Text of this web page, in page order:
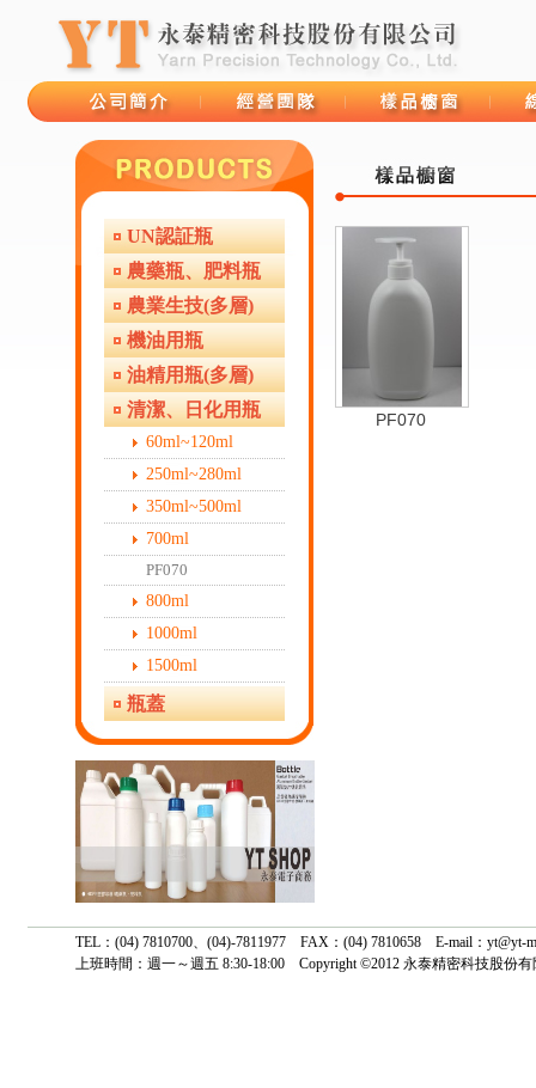
經營團隊 樣品櫥窗
UN認証瓶
農藥瓶、肥料瓶
農業生技(多層)
機油用瓶
油精用瓶(多層)
清潔、日化用瓶
60ml~120ml
250ml~280ml
350ml~500ml
700ml
PF070
800ml
1000ml
1500ml
瓶蓋
PF070
TEL：(04) 7810700、(04)-7811977 FAX：(04) 7810658 E-mail：
上班時間：週一～週五 8:30-18:00 Copyright ©2012 永泰精密科技股份